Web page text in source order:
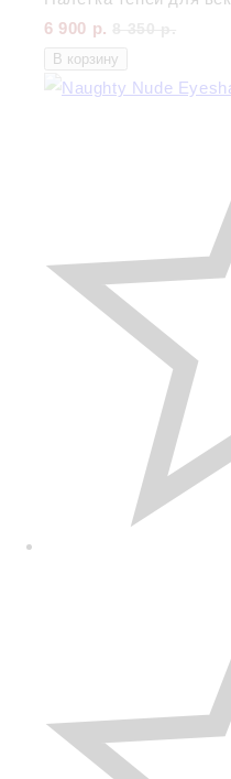
6 900 р.
В корзину